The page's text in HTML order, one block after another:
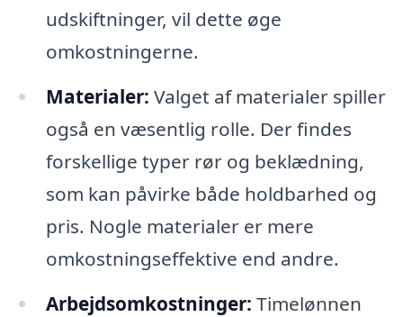
udskiftninger, vil dette øge
omkostningerne.
Materialer: Valget af materialer spiller
også en væsentlig rolle. Der findes
forskellige typer rør og beklædning,
som kan påvirke både holdbarhed og
pris. Nogle materialer er mere
omkostningseffektive end andre.
Arbejdsomkostninger: Timelønnen